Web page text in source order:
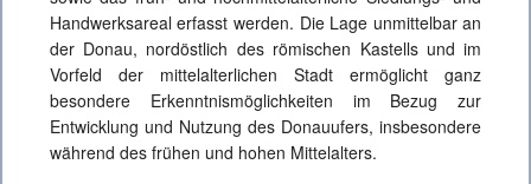
Handwerksareal erfasst werden. Die Lage unmittelbar an
der Donau, nordöstlich des römischen Kastells und im
Vorfeld der mittelalterlichen Stadt ermöglicht ganz
besondere Erkenntnismöglichkeiten im Bezug zur
Entwicklung und Nutzung des Donauufers, insbesondere
während des frühen und hohen Mittelalters.